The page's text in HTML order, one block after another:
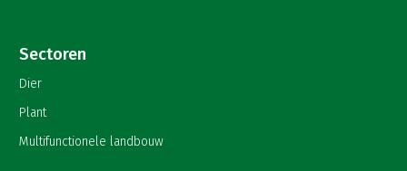
Sectoren
Dier
Plant
Multifunctionele landbouw